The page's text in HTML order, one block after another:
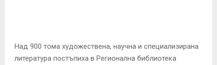
Над 900 тома художествена, научна и специализирана
литература постъпиха в Регионална библиотека